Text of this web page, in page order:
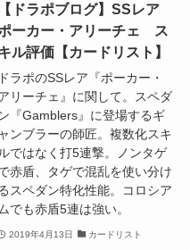
【ドラポブログ】SSレア
ーカー・アリーチェ ス
ル評価【カードリスト】
ドラポのSSレア『ポーカー・
リーチェ』に関して。スペダ
ン『Gamblers』に登場するギ
ャンブラーの師匠。複数化スキ
ではなく打5連撃。ノンタゲ
赤盾、タゲで混乱を使い分け
スペダン特化性能。コロシア
でも赤盾5連は強い。
2019年4月13日 カードリスト